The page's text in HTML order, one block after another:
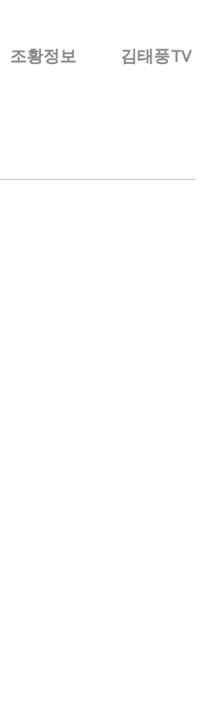
조황정보 김태풍TV